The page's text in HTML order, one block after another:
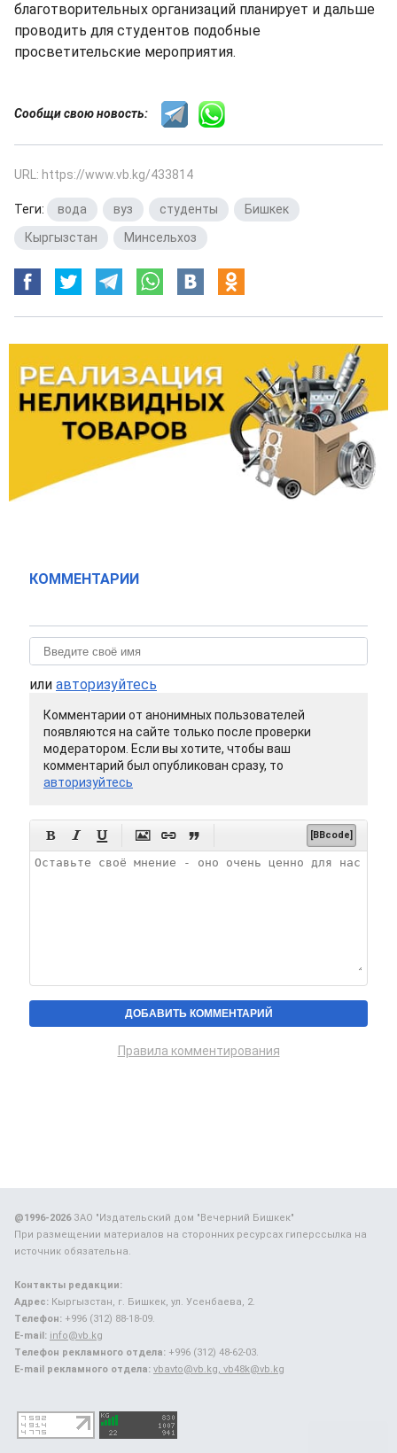
благотворительных организаций планирует и дальше
проводить для студентов подобные
просветительские мероприятия.
Сообщи свою новость:
URL: https://www.vb.kg/433814
Теги: вода вуз студенты Бишкек
Кыргызстан
Минсельхоз
КОММЕНТАРИИ
или авторизуйтесь
Комментарии от анонимных пользователей
появляются на сайте только после проверки
модератором. Если вы хотите, чтобы ваш
комментарий был опубликован сразу, то
авторизуйтесь
      [BBcode]
Правила комментирования
@1996-2026ЗАО "Издательский дом "Вечерний Бишкек"
При размещении материалов на сторонних ресурсах гиперссылка на
источник обязательна.
Контакты редакции:
Адрес: Кыргызстан, г. Бишкек, ул. Усенбаева, 2.
Телефон: +996 (312) 88-18-09.
E-mail: info@vb.kg
Телефон рекламного отдела: +996 (312) 48-62-03.
E-mail рекламного отдела: vbavto@vb.kg, vb48k@vb.kg